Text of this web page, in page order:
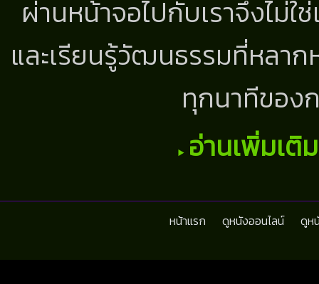
ผ่านหน้าจอไปกับเราจึงไม่
และเรียนรู้วัฒนธรรมที่หลา
ทุกนาทีขอ
อ่านเพิ่มเติ
หน้าแรก ดูหนังออนไลน์ ดูห